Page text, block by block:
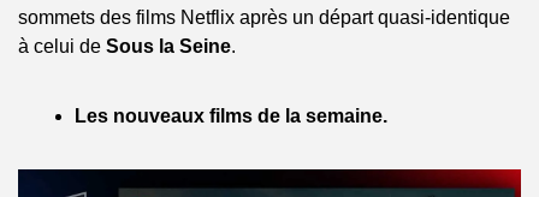
sommets des films Netflix après un départ quasi-identique
à celui de Sous la Seine.
Les nouveaux films de la semaine.